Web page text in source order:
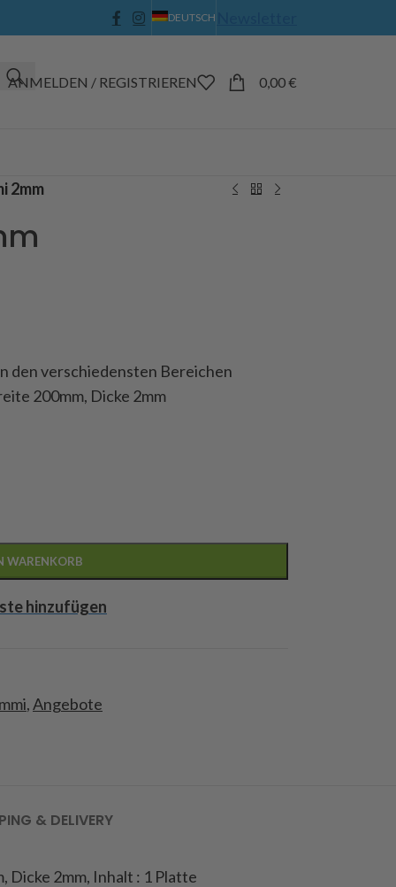
DEUTSCH
ANMELDEN / REGISTRIEREN 0,00€
2mm
den verschiedensten Bereichen
200mm, Dicke 2mm
WARENKORB
hinzufügen
,Angebote
& DELIVERY
Dicke 2mm, Inhalt : 1 Platte